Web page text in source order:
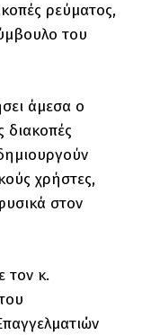
ρεύματος,
του
άμεσα ο
διακοπές
χρήστες,
στον
τον κ.